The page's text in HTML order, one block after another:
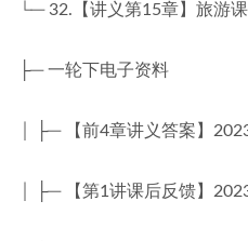
└─ 32.【讲义第15章】旅游
├─ 一轮下电子资料
│ ├─ 【前4章讲义答案】
│ ├─ 【第1讲课后反馈】